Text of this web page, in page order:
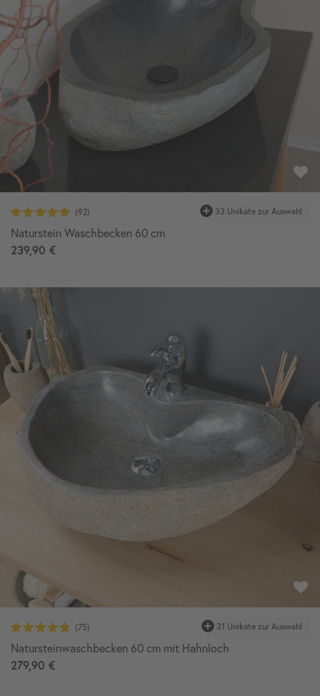
33 Unikate zur Auswahl
Naturstein Waschbecken 60 cm
239,90 €
31 Unikate zur Auswahl
Natursteinwaschbecken 60 cm mit Hahnloch
279,90 €